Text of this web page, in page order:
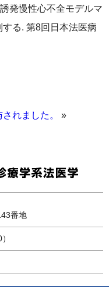
発慢性心不全モデルマ
る. 第8回日本法医病
れました。 »
番地